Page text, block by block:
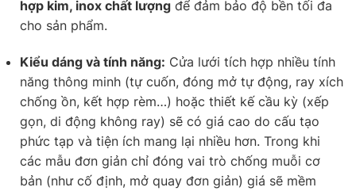
hợp kim, inox chất lượng để đảm bảo độ bền tối đa
cho sản phẩm.
Kiểu dáng và tính năng: Cửa lưới tích hợp nhiều tính
năng thông minh (tự cuốn, đóng mở tự động, ray xích
chống ồn, kết hợp rèm…) hoặc thiết kế cầu kỳ (xếp
gọn, di động không ray) sẽ có giá cao do cấu tạo
phức tạp và tiện ích mang lại nhiều hơn. Trong khi
các mẫu đơn giản chỉ đóng vai trò chống muỗi cơ
bản (như cố định, mở quay đơn giản) giá sẽ mềm